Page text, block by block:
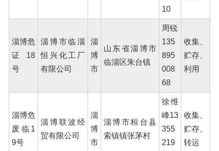
10
淄博危
证18
号
淄博市临淄
恒兴化工厂
有限公司
淄
博
市
山东省淄博市
临淄区朱台镇
周锐
135
895
008
68
收集、
贮存、
利用
淄博危
废临1
9号
淄博联波经
贸有限公司
淄
博
市
淄博市桓台县
索镇镇张茅村
徐维
峰13
355
219
收集、
贮存、
转运